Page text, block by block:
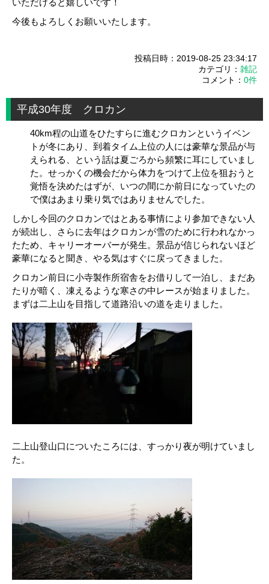
今後もよろしくお願いいたします。
投稿日時：2019-08-25 23:34:17
カテゴリ： 雑記
コメント： 0件
平成30年度 クロカン
40km程の山道をひたすらに進むクロカンというイベン
トが冬にあり、到着タイム上位の人には豪華な景品が与
えられる、という話は夏ごろから頻繁に耳にしていまし
た。せっかくの機会だから体力をつけて上位を狙おうと
覚悟を決めたはずが、いつの間にか前日になっていたの
で僕はあまり乗り気ではありませんでした。
しかし今回のクロカンではとある事情により参加できない人
が続出し、さらに去年はクロカンが雪のために行われなかっ
たため、キャリーオーバーが発生。景品が信じられないほど
豪華になると聞き、やる気はすぐに戻ってきました。
クロカン前日に小寺製作所宿舎をお借りして一泊し、まだあ
たりが暗く、凍えるような寒さの中レースが始まりました。
まずは二上山を目指して道路沿いの道を走りました。
二上山登山口についたころには、すっかり夜が明けていまし
た。